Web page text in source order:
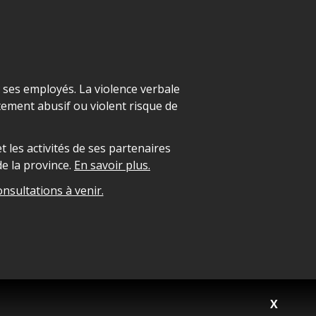
X
employés. La violence verbale
abusif ou violent risque de
les activités de ses partenaires
la province. En savoir plus.
à venir.